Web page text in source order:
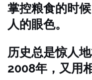
掌控粮食的时
人的眼色。
历史总是惊人
2008年，又用